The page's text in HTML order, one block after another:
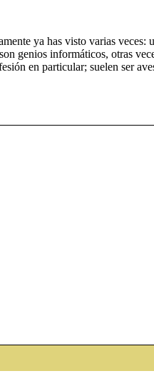
ya has visto varias veces:
genios informáticos, otras
en particular; suelen ser